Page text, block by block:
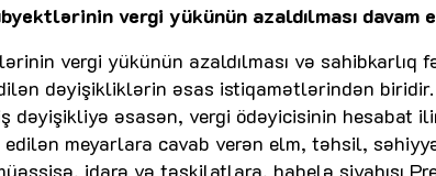
vergi yükünün azaldılması davam
vergi yükünün azaldılması və
dəyişikliklərin əsas istiqamətlərindən
dəyişikliyə əsasən, vergi ödəyicisinin hesabat
meyarlara cavab verən elm, təhsil,
idarə və təşkilatlara, habelə siyahısı